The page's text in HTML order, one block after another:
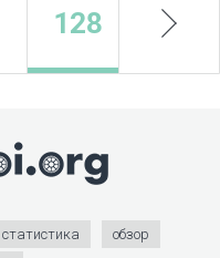
128 129
next
статистика
обзор